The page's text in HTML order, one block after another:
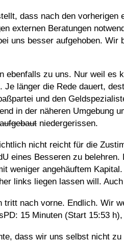
dass nach den vorherigen
externen Beratungen
uns besser aufgehoben.
ebenfalls zu uns. Nur weil es
Je länger die Rede dauert,
und den
in der näheren Umgebung
aufgebautniedergerissen.
nicht reicht für die
eines Besseren zu
weniger angehäuftem
links liegen lassen will.
tritt nach vorne. Endlich. Wir
15 Minuten (Start 15:53
dass wir uns selbst nicht